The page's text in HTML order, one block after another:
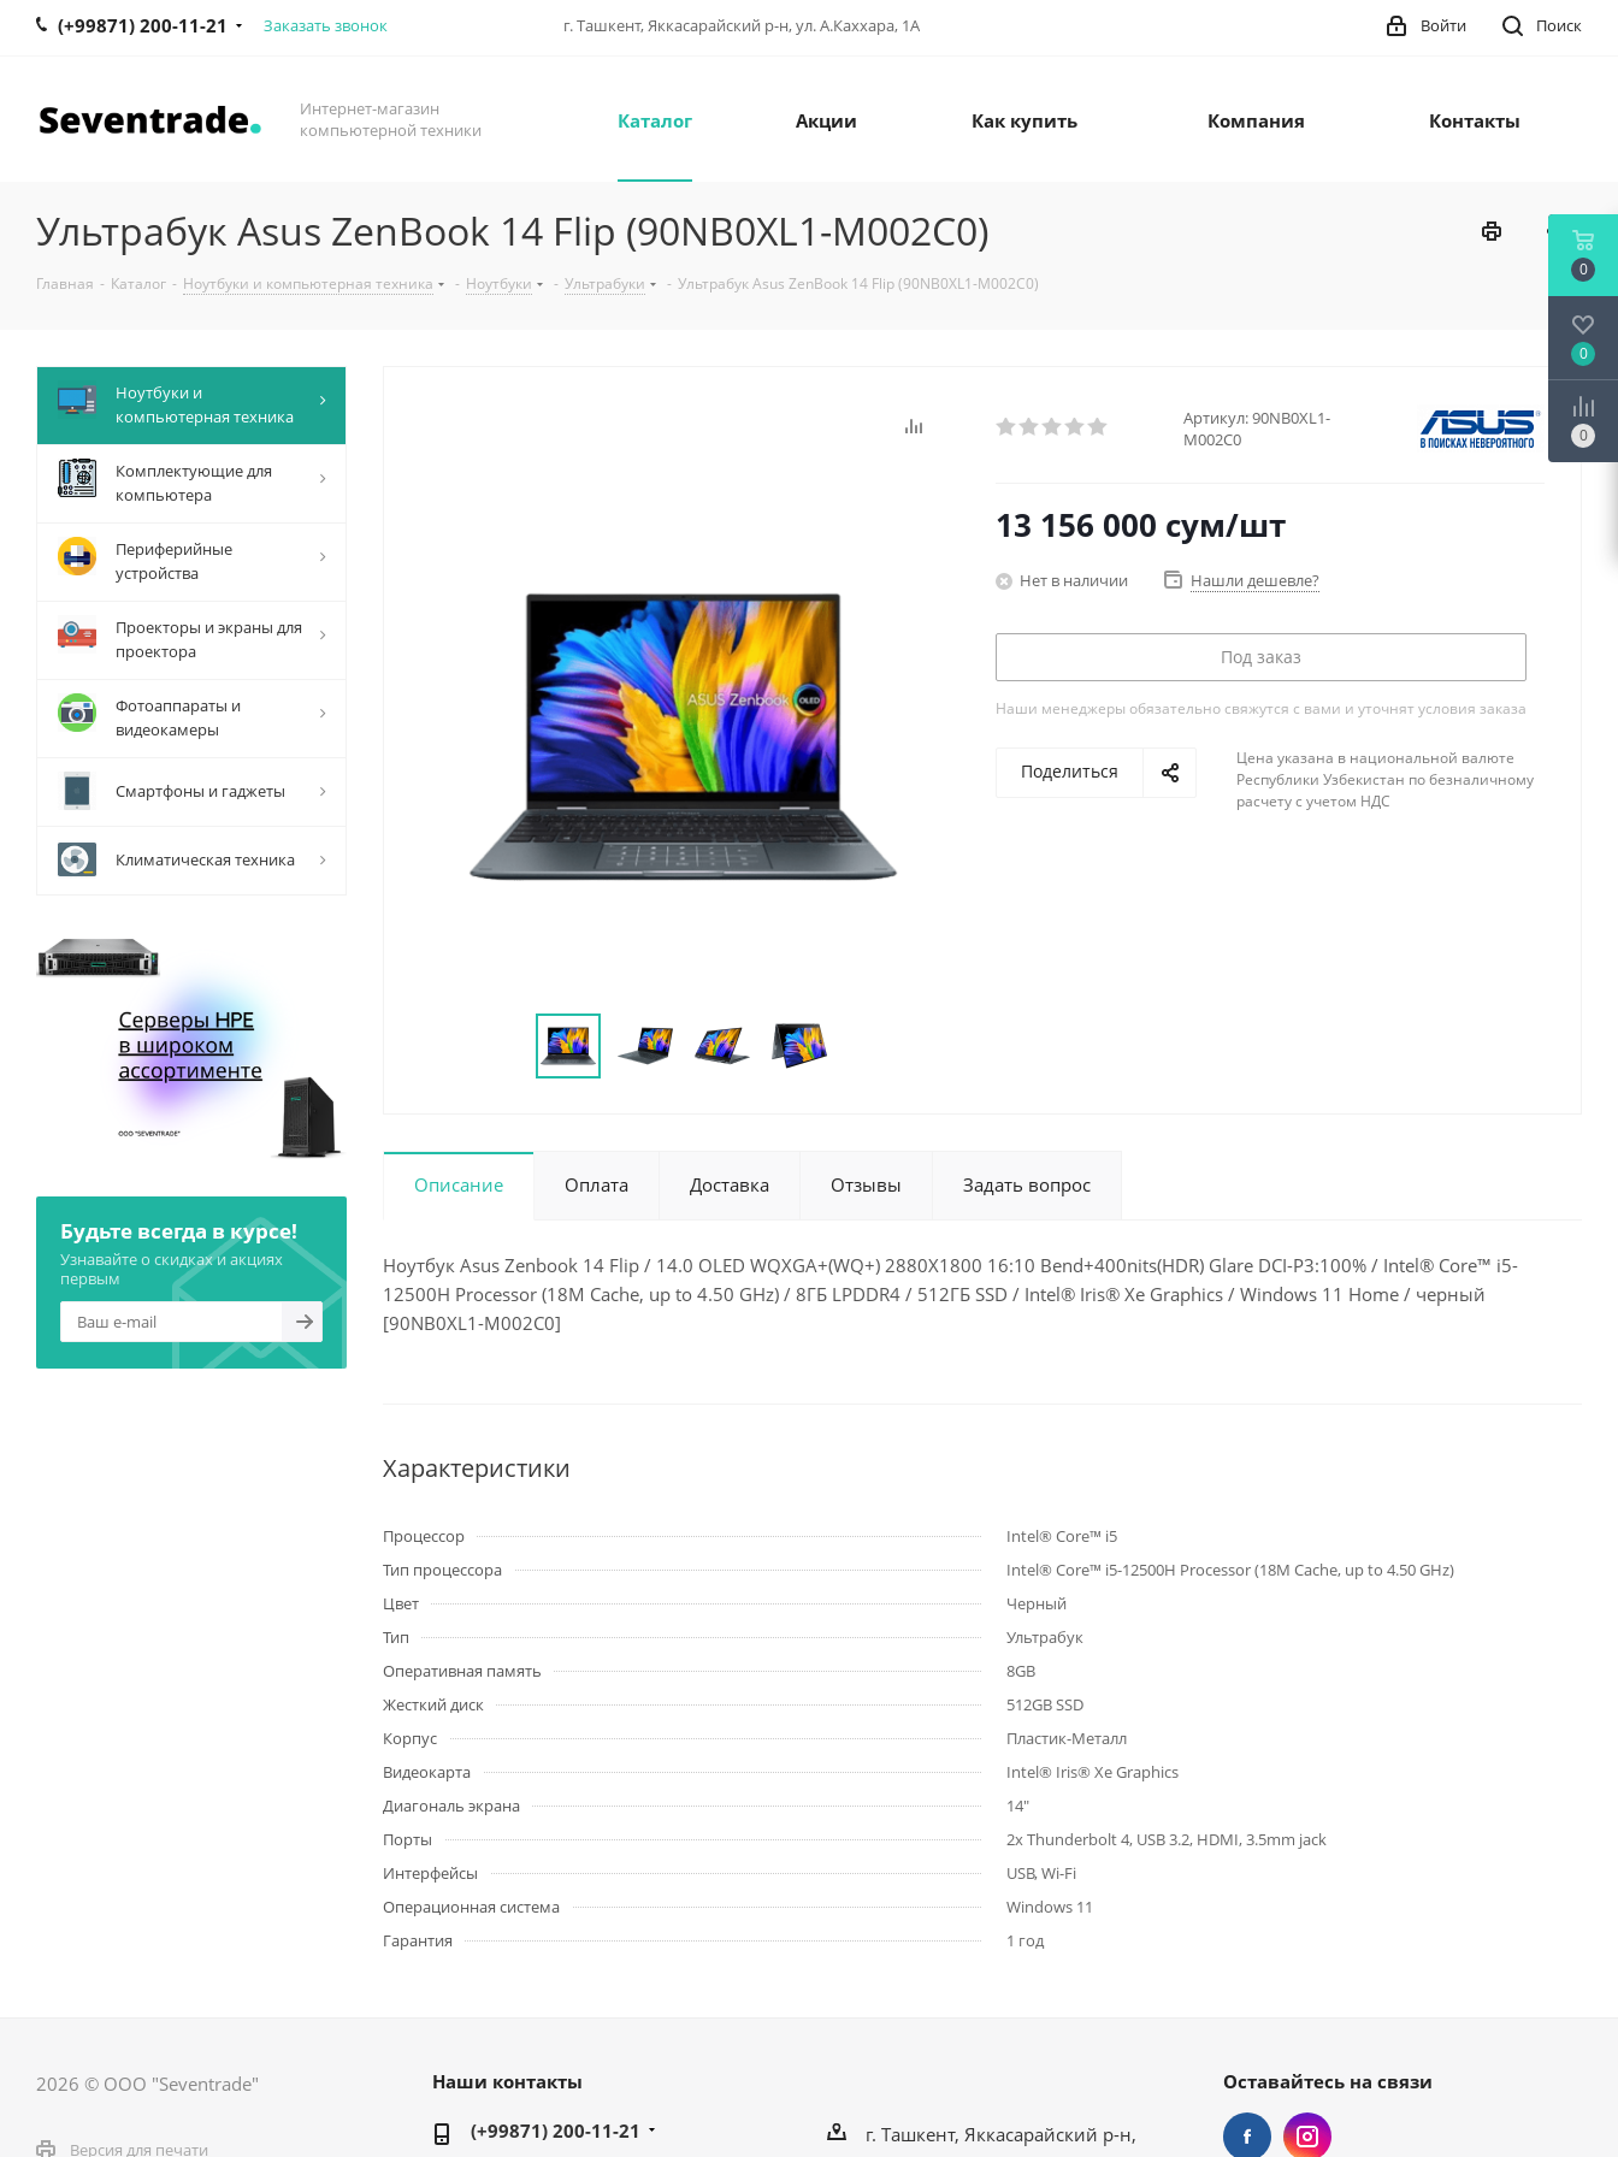
(+99871) 200-11-21 Заказать звонок г. Ташкент, Яккасарайский р-н, ул. А.Каххара, 1А Поиск
Войти
Интернет-магазин
компьютерной техники
Каталог Акции Как купить Компания Контакты
Ультрабук Asus ZenBook 14 Flip (90NB0XL1-M002C0)
Главная - Каталог - Ноутбуки и компьютерная техника - Ноутбуки - Ультрабуки - Ультрабук Asus ZenBook 14 Flip (90NB0XL1-M002C0)
Артикул:90NB0XL1-
M002C0
13 156 000 сум/шт
Нет в наличии Нашли дешевле?
Под заказ
Наши менеджеры обязательно свяжутся с вами и уточнят условия заказа
Поделиться
Цена указана в национальной валюте
Республики Узбекистан по безналичному
расчету с учетом НДС
Описание Оплата Доставка Отзывы Задать вопрос
Ноутбук Asus Zenbook 14 Flip / 14.0 OLED WQXGA+(WQ+) 2880X1800 16:10 Bend+400nits(HDR) Glare DCI-P3:100% / Intel® Core™ i5-
12500H Processor (18M Cache, up to 4.50 GHz) / 8ГБ LPDDR4 / 512ГБ SSD / Intel® Iris® Xe Graphics / Windows 11 Home / черный
[90NB0XL1-M002C0]
Характеристики
Процессор
Intel® Core™ i5
Тип процессора
Intel® Core™ i5-12500H Processor (18M Cache, up to 4.50 GHz)
Цвет
Черный
Тип
Ультрабук
Оперативная память
8GB
Жесткий диск
512GB SSD
Корпус
Пластик-Металл
Видеокарта
Intel® Iris® Xe Graphics
Диагональ экрана
14"
Порты
2x Thunderbolt 4, USB 3.2, HDMI, 3.5mm jack
Интерфейсы
USB, Wi-Fi
Операционная система
Windows 11
Гарантия
1 год
Ноутбуки и
компьютерная техника
Комплектующие для
компьютера
Периферийные
устройства
Проекторы и экраны для
проектора
Фотоаппараты и
видеокамеры
Смартфоны и гаджеты
Климатическая техника
Будьте всегда в курсе!
Узнавайте о скидках и акциях
первым
2026 © ООО "Seventrade"
Версия для печати
Наши контакты
(+99871) 200-11-21
г. Ташкент, Яккасарайский р-н,
Оставайтесь на связи
0
0
0